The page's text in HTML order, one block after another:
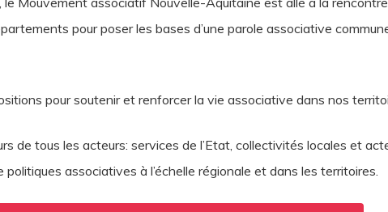
pour poser les bases d’une parole associative
pour soutenir et renforcer la vie associative dans nos
de tous les acteurs: services de l’Etat, collectivités locales et
associatives à l’échelle régionale et dans les territoires.